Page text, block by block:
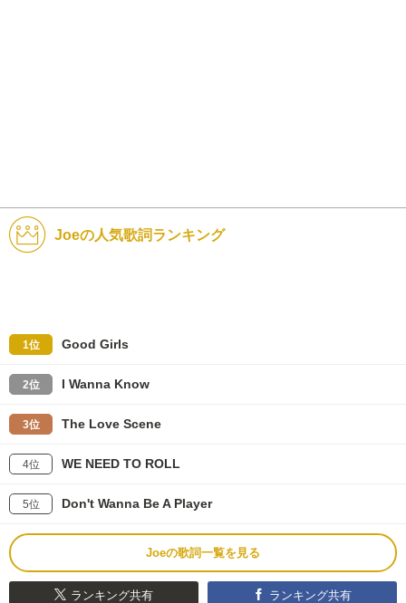
Joeの人気歌詞ランキング
1位 Good Girls
2位 I Wanna Know
3位 The Love Scene
4位 WE NEED TO ROLL
5位 Don't Wanna Be A Player
Joeの歌詞一覧を見る
ランキング共有 ランキング共有